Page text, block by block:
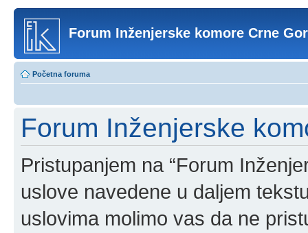
Forum Inženjerske komore Crne
Početna foruma
Forum Inženjerske
Pristupanjem na “Forum
uslove navedene u daljem
uslovima molimo vas da ne